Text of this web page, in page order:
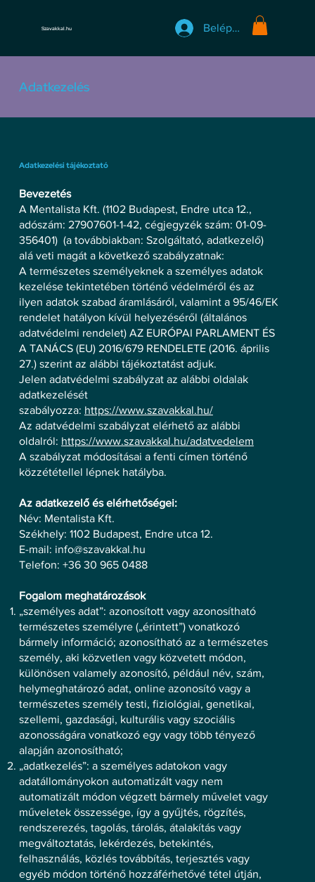
Szavakkal.hu Belépés
Adatkezelés
Adatkezelési tájékoztató
Bevezetés
A Mentalista Kft. (1102 Budapest, Endre utca 12.,
adószám: 27907601-1-42, cégjegyzék szám: 01-09-
356401) (a továbbiakban: Szolgáltató, adatkezelő)
alá veti magát a következő szabályzatnak:
A természetes személyeknek a személyes adatok
kezelése tekintetében történő védelméről és az
ilyen adatok szabad áramlásáról, valamint a 95/46/EK
rendelet hatályon kívül helyezéséről (általános
adatvédelmi rendelet) AZ EURÓPAI PARLAMENT ÉS
A TANÁCS (EU) 2016/679 RENDELETE (2016. április
27.) szerint az alábbi tájékoztatást adjuk.
Jelen adatvédelmi szabályzat az alábbi oldalak
adatkezelését
szabályozza: https://www.szavakkal.hu/
Az adatvédelmi szabályzat elérhető az alábbi
oldalról: https://www.szavakkal.hu/adatvedelem
A szabályzat módosításai a fenti címen történő
közzététellel lépnek hatályba.
Az adatkezelő és elérhetőségei:
Név: Mentalista Kft.
Székhely: 1102 Budapest, Endre utca 12.
E-mail: info@szavakkal.hu
Telefon: +36 30 965 0488
Fogalom meghatározások
„személyes adat”: azonosított vagy azonosítható
természetes személyre („érintett”) vonatkozó
bármely információ; azonosítható az a természetes
személy, aki közvetlen vagy közvetett módon,
különösen valamely azonosító, például név, szám,
helymeghatározó adat, online azonosító vagy a
természetes személy testi, fiziológiai, genetikai,
szellemi, gazdasági, kulturális vagy szociális
azonosságára vonatkozó egy vagy több tényező
alapján azonosítható;
„adatkezelés”: a személyes adatokon vagy
adatállományokon automatizált vagy nem
automatizált módon végzett bármely művelet vagy
műveletek összessége, így a gyűjtés, rögzítés,
rendszerezés, tagolás, tárolás, átalakítás vagy
megváltoztatás, lekérdezés, betekintés,
felhasználás, közlés továbbítás, terjesztés vagy
egyéb módon történő hozzáférhetővé tétel útján,